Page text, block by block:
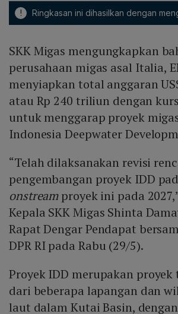
! Ringkasan ini dihasilkan dengan
SKK Migas mengungkapkan
perusahaan migas asal Italia,
menyiapkan total anggaran
atau Rp 240 triliun dengan
untuk menggarap proyek
Indonesia Deepwater
“Telah dilaksanakan revisi
pengembangan proyek IDD
onstreamproyek ini pada
Kepala SKK Migas Shinta
Rapat Dengar Pendapat
DPR RI pada Rabu (29/5).
Proyek IDD merupakan
dari beberapa lapangan dan
laut dalam Kutai Basin,